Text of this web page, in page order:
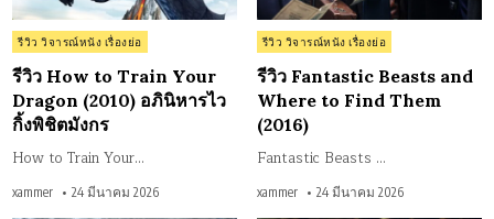
ไว
กิ้ง
Posted
in
รีวิว วิจารณ์หนัง เรื่องย่อ
รีวิว How to Train Your
Dragon (2010) อภินิหารไว
กิ้งพิชิตมังกร
How to Train Your…
xammer 24 มีนาคม 2026
Posted
in
รีวิว วิจารณ์หนัง เรื่องย่อ
รีวิว Fantastic Beasts and
Where to Find Them
(2016)
Fantastic Beasts …
xammer 24 มีนาคม 2026